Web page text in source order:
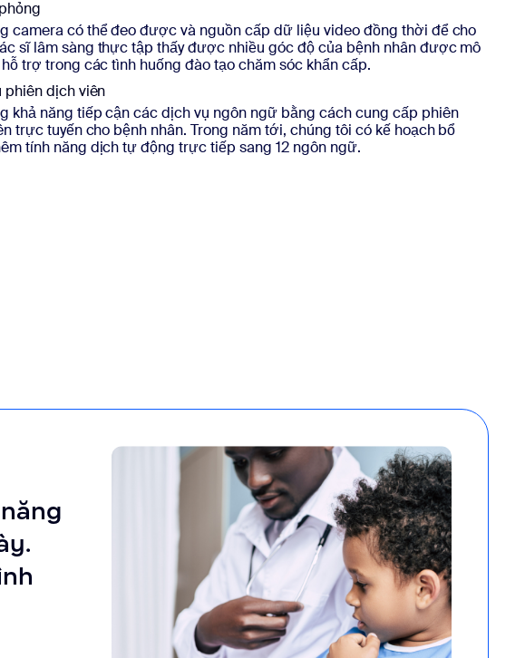
camera có thể đeo được và nguồn cấp dữ liệu video đồng thời để cho
sĩ lâm sàng thực tập thấy được nhiều góc độ của bệnh nhân được mô
trợ trong các tình huống đào tạo chăm sóc khẩn cấp.
phiên dịch viên
khả năng tiếp cận các dịch vụ ngôn ngữ bằng cách cung cấp phiên
trực tuyến cho bệnh nhân. Trong năm tới, chúng tôi có kế hoạch bổ
tính năng dịch tự động trực tiếp sang 12 ngôn ngữ.